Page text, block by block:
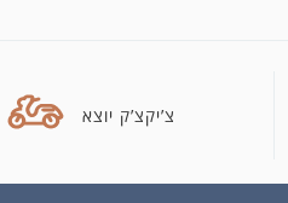
צ’יקצ’ק יוצא